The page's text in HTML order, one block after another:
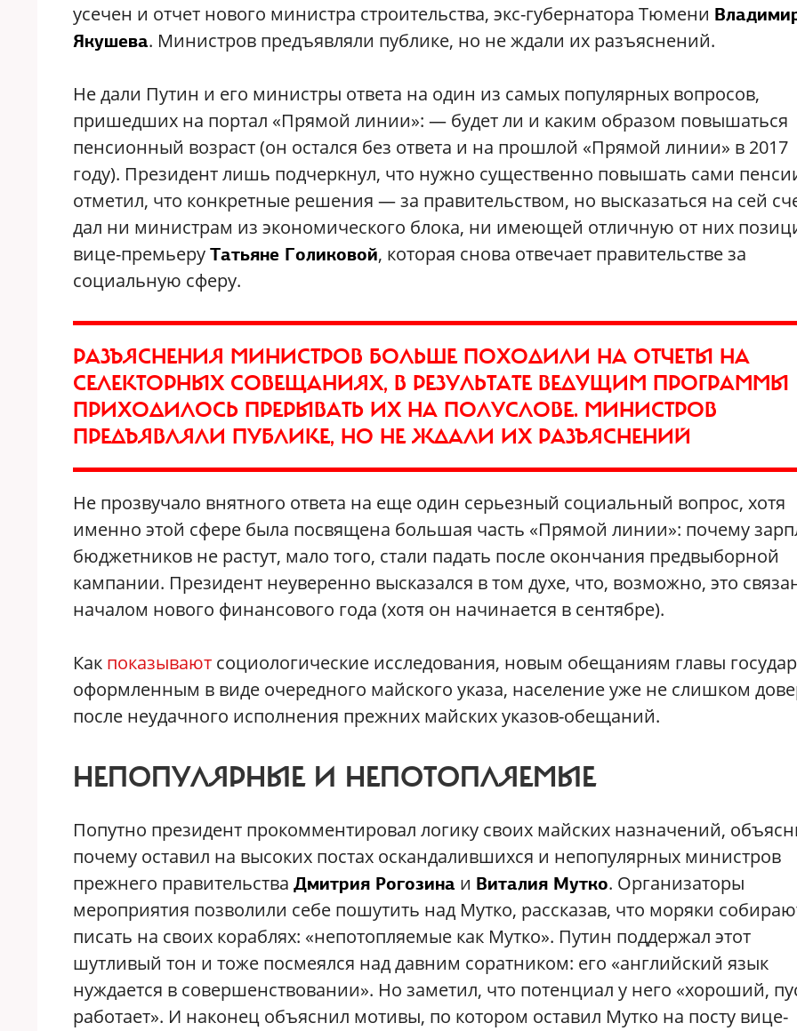
усечен и отчет нового министра строительства, экс-губернатора Тюмени
Якушева. Министров предъявляли публике, но не ждали их разъяснений.
Не дали Путин и его министры ответа на один из самых популярных вопросов,
пришедших на портал «Прямой линии»: — будет ли и каким образом повышаться
пенсионный возраст (он остался без ответа и на прошлой «Прямой линии» в 2017
году). Президент лишь подчеркнул, что нужно существенно повышать сами
отметил, что конкретные решения — за правительством, но высказаться на сей
дал ни министрам из экономического блока, ни имеющей отличную от них
вице-премьеруТатьяне Голиковой, которая снова отвечает правительстве за
социальную сферу.
РАЗЪЯСНЕНИЯ МИНИСТРОВ БОЛЬШЕ ПОХОДИЛИ НА ОТЧЕТЫ НА
СЕЛЕКТОРНЫХ СОВЕЩАНИЯХ, В РЕЗУЛЬТАТЕ ВЕДУЩИМ ПРОГРАММЫ
ПРИХОДИЛОСЬ ПРЕРЫВАТЬ ИХ НА ПОЛУСЛОВЕ. МИНИСТРОВ
ПРЕДЪЯВЛЯЛИ ПУБЛИКЕ, НО НЕ ЖДАЛИ ИХ РАЗЪЯСНЕНИЙ
Не прозвучало внятного ответа на еще один серьезный социальный вопрос, хотя
именно этой сфере была посвящена большая часть «Прямой линии»: почему
бюджетников не растут, мало того, стали падать после окончания предвыборной
кампании. Президент неуверенно высказался в том духе, что, возможно, это
началом нового финансового года (хотя он начинается в сентябре).
Как показывают социологические исследования, новым обещаниям главы
оформленным в виде очередного майского указа, население уже не слишком
после неудачного исполнения прежних майских указов-обещаний.
НЕПОПУЛЯРНЫЕ И НЕПОТОПЛЯЕМЫЕ
Попутно президент прокомментировал логику своих майских назначений,
почему оставил на высоких постах оскандалившихся и непопулярных министров
прежнего правительства Дмитрия Рогозина и Виталия Мутко. Организаторы
мероприятия позволили себе пошутить над Мутко, рассказав, что моряки
писать на своих кораблях: «непотопляемые как Мутко». Путин поддержал этот
шутливый тон и тоже посмеялся над давним соратником: его «английский язык
нуждается в совершенствовании». Но заметил, что потенциал у него «хороший,
работает». И наконец объяснил мотивы, по котором оставил Мутко на посту вице-